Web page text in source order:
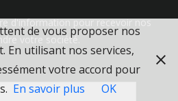
d'information pour recevoir nos
votre société.
de vous proposer nos
En utilisant nos services,
votre accord pour
En savoir plus OK